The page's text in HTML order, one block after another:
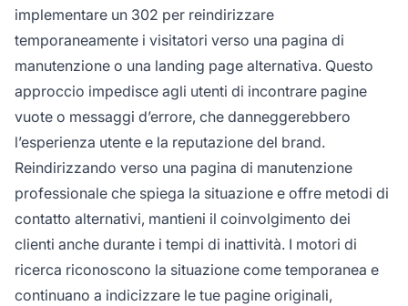
implementare un 302 per reindirizzare
temporaneamente i visitatori verso una pagina di
manutenzione o una landing page alternativa. Questo
approccio impedisce agli utenti di incontrare pagine
vuote o messaggi d’errore, che danneggerebbero
l’esperienza utente e la reputazione del brand.
Reindirizzando verso una pagina di manutenzione
professionale che spiega la situazione e offre metodi di
contatto alternativi, mantieni il coinvolgimento dei
clienti anche durante i tempi di inattività. I motori di
ricerca riconoscono la situazione come temporanea e
continuano a indicizzare le tue pagine originali,